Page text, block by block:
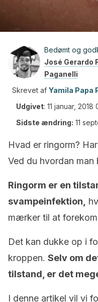
Bedømt og
José Gerardo
Paganelli
Skrevet af Yamila Papa
Udgivet: 11 januar, 2018
Sidste ændring: 11
Hvad er ringorm?
Ved du hvordan man
Ringorm er en
svampeinfektion,
mærker til at
Det kan dukke op i
kroppen. Selv om
tilstand, er det
I denne artikel vil vi